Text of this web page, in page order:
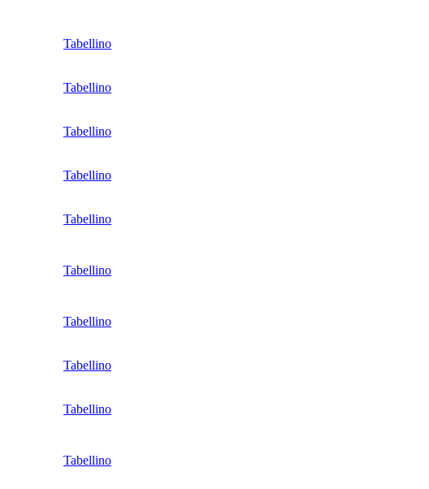
Tabellino
Tabellino
Tabellino
Tabellino
Tabellino
Tabellino
Tabellino
Tabellino
Tabellino
Tabellino